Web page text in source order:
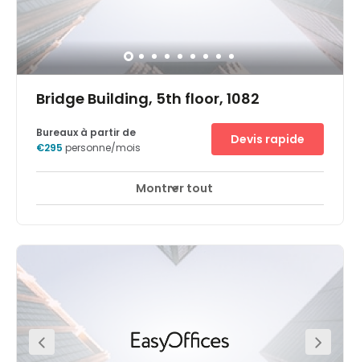
Bridge Building, 5th floor, 1082
Salon d'affaires
près de 65.000 véhicules empruntant chaque jour
l'avenue Charles-Quint, le site offre aux entreprises une
d'un immeuble moderne situé en périphérie de Bruxelles,
ville accueillant nombre d'institutions européennes et
d'organisations, de services financiers et de grands
groupes. La capitale européenne constitue un vrai portail
vers l'Europe grâce à un excellent réseau de transport
Bureaux à partir de
€295 personne/mois
Devis rapide
Montrer tout